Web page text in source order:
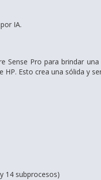
IA.
Sense Pro para brindar
Esto crea una sólida y
14 subprocesos)